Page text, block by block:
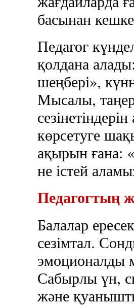
басынан
Педагог
қолдана
шеңбері»,
Мысалы,
көрсетуге
ақырын ғана:
не істей
Педагогтың
Балалар
сезімтал.
эмоционалды
Сабырлы үн,
және